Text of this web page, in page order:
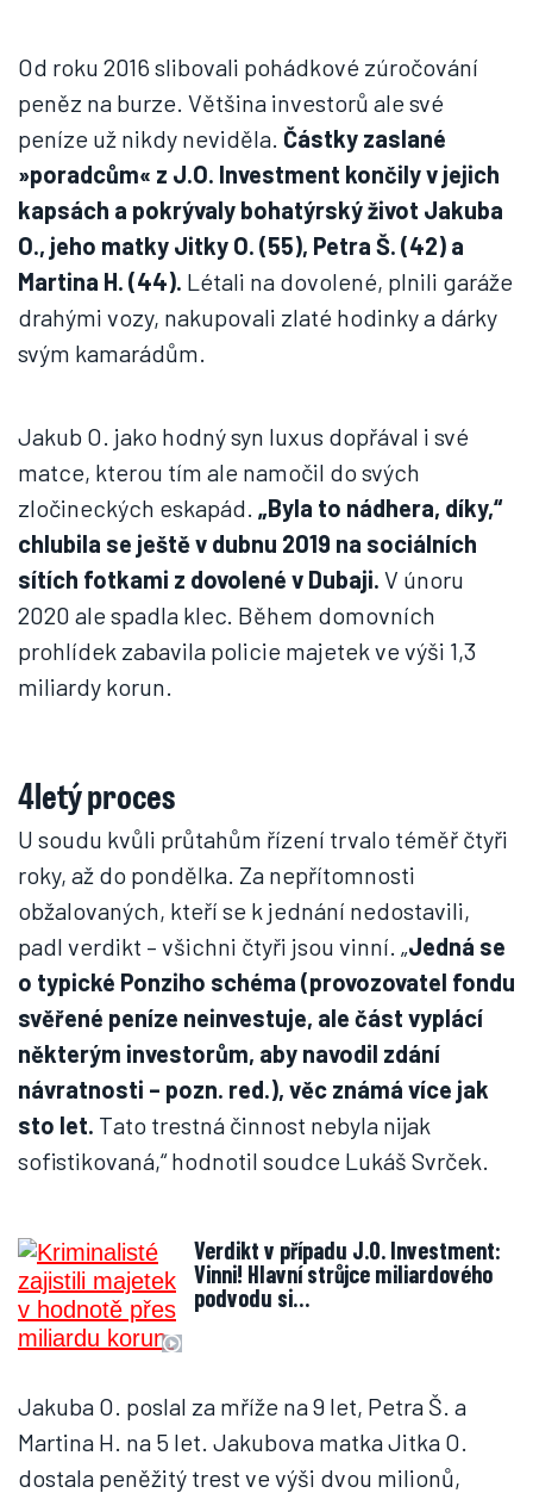
Od roku 2016 slibovali pohádkové zúročování
peněz na burze. Většina investorů ale své
peníze už nikdy neviděla. Částky zaslané
»poradcům« z J.O. Investment končily v jejich
kapsách a pokrývaly bohatýrský život Jakuba
O., jeho matky Jitky O. (55), Petra Š. (42) a
Martina H. (44). Létali na dovolené, plnili garáže
drahými vozy, nakupovali zlaté hodinky a dárky
svým kamarádům.
Jakub O. jako hodný syn luxus dopřával i své
matce, kterou tím ale namočil do svých
zločineckých eskapád. „Byla to nádhera, díky,“
chlubila se ještě v dubnu 2019 na sociálních
sítích fotkami z dovolené v Dubaji. V únoru
2020 ale spadla klec. Během domovních
prohlídek zabavila policie majetek ve výši 1,3
miliardy korun.
4letý proces
U soudu kvůli průtahům řízení trvalo téměř čtyři
roky, až do pondělka. Za nepřítomnosti
obžalovaných, kteří se k jednání nedostavili,
padl verdikt – všichni čtyři jsou vinní. „Jedná se
o typické Ponziho schéma (provozovatel fondu
svěřené peníze neinvestuje, ale část vyplácí
některým investorům, aby navodil zdání
návratnosti – pozn. red.), věc známá více jak
sto let. Tato trestná činnost nebyla nijak
sofistikovaná,“ hodnotil soudce Lukáš Svrček.
Verdikt v případu J.O. Investment:
Vinni! Hlavní strůjce miliardového
podvodu si…
Jakuba O. poslal za mříže na 9 let, Petra Š. a
Martina H. na 5 let. Jakubova matka Jitka O.
dostala peněžitý trest ve výši dvou milionů,